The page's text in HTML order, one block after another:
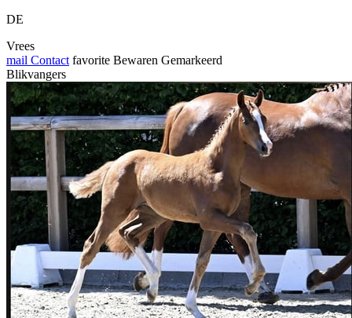
DE
Vrees
mail Contact favorite Bewaren Gemarkeerd
Blikvangers